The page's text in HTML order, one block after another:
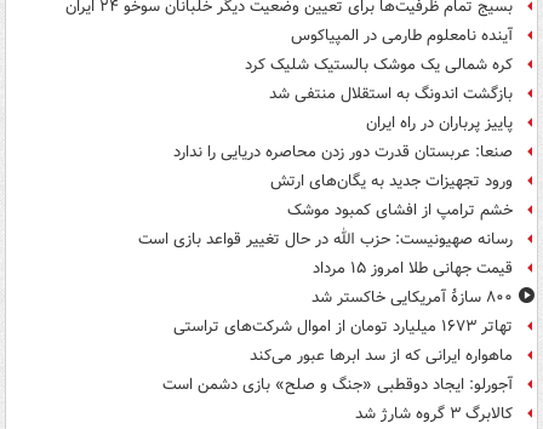
بسیج تمام ظرفیت‌ها برای تعیین وضعیت دیگر خلبانان سوخو ۲۴ ایران
آینده نامعلوم طارمی در المپیاکوس
کره شمالی یک موشک بالستیک شلیک کرد
بازگشت اندونگ به استقلال منتفی شد
پاییز پرباران در راه ایران
صنعا: عربستان قدرت دور زدن محاصره دریایی را ندارد
ورود تجهیزات جدید به یگان‌های ارتش
خشم ترامپ از افشای کمبود موشک
رسانه صهیونیست: حزب الله در حال تغییر قواعد بازی است
قیمت جهانی طلا امروز ۱۵ مرداد
۸۰۰ سازۀ آمریکایی خاکستر شد
تهاتر ۱۶۷۳ میلیارد تومان از اموال شرکت‌های تراستی
ماهواره ایرانی که از سد ابرها عبور می‌کند
آجورلو: ایجاد دوقطبی «جنگ و صلح‌» بازی دشمن است
کالابرگ ۳ گروه شارژ شد